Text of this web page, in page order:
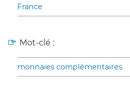
France
Mot-clé :
monnaies complémentaires